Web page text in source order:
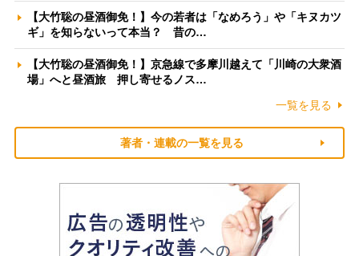
【大竹聡の昼酒御免！】今の若者は「なめろう」や「キヌカツ
ギ」を知らないって本当？ 昔の…
【大竹聡の昼酒御免！】京急線で多摩川越えて「川崎の大衆酒
場」へと昼酒旅 押し寄せるノス…
一覧を見る
著者・連載の一覧を見る